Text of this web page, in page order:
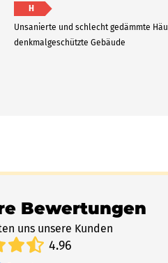
H
Unsanierte und schlecht gedämmte
denkmalgeschützte Gebäude
Bewertungen
uns unsere Kunden
4.96